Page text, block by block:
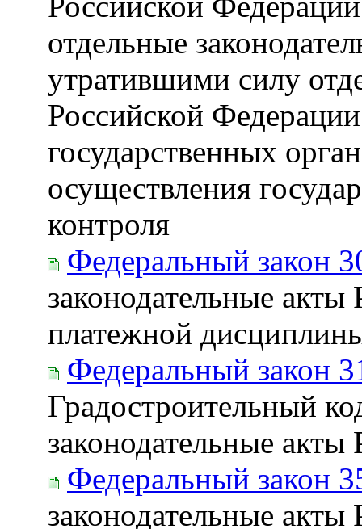
отдельные
утратившими силу
Российской
государственных
осуществления
контроля
Федеральный закон
законодательные
платежной
Федеральный закон
Градостроительный
законодательные
Федеральный закон
законодательные